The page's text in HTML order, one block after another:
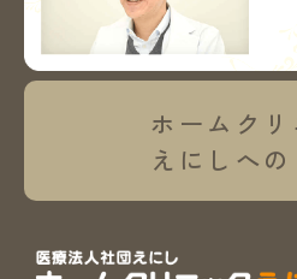
ホームクリ
えにしへの